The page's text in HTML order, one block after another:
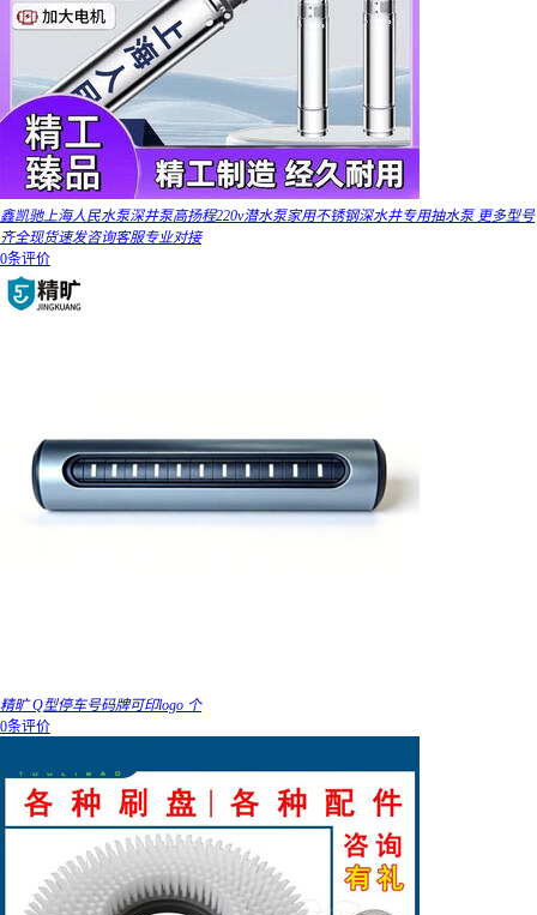
鑫凯驰上海人民水泵深井泵高扬程220v潜水泵家用不锈钢深水井专用抽水泵 更多型号
齐全现货速发咨询客服专业对接
0条评价
精旷 Q型停车号码牌可印logo 个
0条评价